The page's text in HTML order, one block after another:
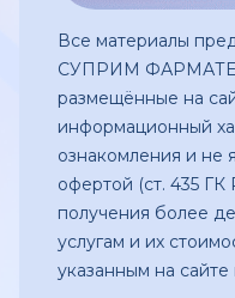
Все материалы
СУПРИМ
размещённые на
информационный
ознакомления и не
офертой (ст. 435
получения более
услугам и их
указанным на